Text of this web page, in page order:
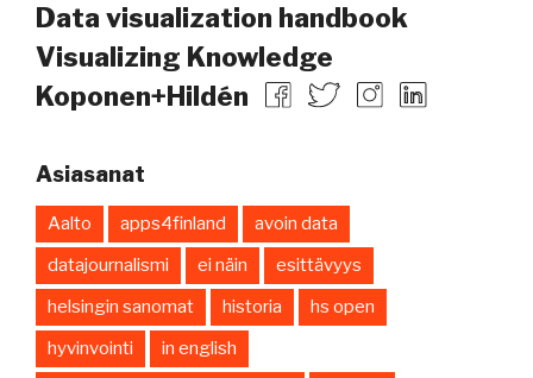
Data visualization handbook
Visualizing Knowledge
Koponen+Hildén
Asiasanat
Aalto apps4finland
avoin data
datajournalismi
ei näin
esittävyys
helsingin sanomat
historia
hs open
hyvinvointi
in english